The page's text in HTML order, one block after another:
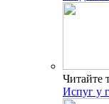
Читайте
Испуг у